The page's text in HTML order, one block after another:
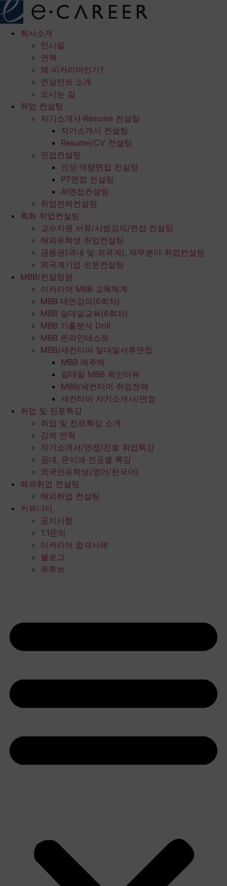
콘
텐
회사소개
인사말
연혁
왜 이커리어인가?
컨설턴트 소개
오시는 길
취업 컨설팅
자기소개서·Resume 컨설팅
자기소개서 컨설팅
Resume/CV 컨설팅
면접컨설팅
인성·역량면접 컨설팅
PT면접 컨설팅
AI면접컨설팅
취업전략컨설팅
특화 취업컨설팅
교수지원 서류/시범강의/면접 컨설팅
해외유학생 취업컨설팅
금융권(국내 및 외국계), 재무분야 취업컨설팅
외국계기업 전문컨설팅
MBB/컨설팅펌
이커리어 MBB 교육체계
MBB 대면강의(6회차)
MBB 일대일교육(6회차)
MBB 기출분석 Drill
MBB 온라인테스트
MBB/세컨티어 일대일서류면접
MBB 레주메
일대일 MBB 목인터뷰
MBB/세컨티어 취업전략
세컨티어 자기소개서/면접
취업 및 진로특강
취업 및 진로특강 소개
강의 연혁
자기소개서/면접/진로 취업특강
공대, 문이과 전공별 특강
외국인유학생(영어/한국어)
해외취업 컨설팅
해외취업 컨설팅
커뮤니티
공지사항
1:1문의
이커리어 합격사례
블로그
유튜브